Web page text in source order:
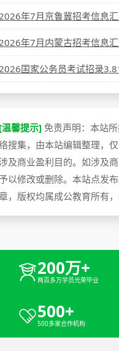
年7月京鲁冀招考信息
年7月内蒙古招考信息
国家公务员考试招录
馨提示] 免责声明：本站
搜集，由本站编辑整理，
及商业盈利目的。如涉及
以修改或删除。本站点发
，版权均属成公教育所有，
200万+
两百多万学员光荣毕业
500+
500多家合作机构